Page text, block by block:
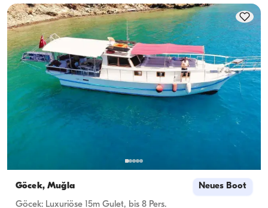
Göcek, Muğla Neues Boot
Göcek: Luxuriöse 15m Gulet, bis 8 Pers.